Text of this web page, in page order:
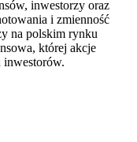
inwestorzy oraz
i zmienność
na polskim rynku
której akcje
inwestorów.